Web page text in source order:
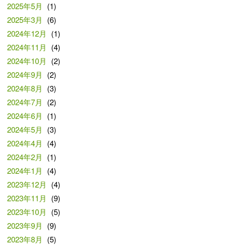
2025年5月
(1)
2025年3月
(6)
2024年12月
(1)
2024年11月
(4)
2024年10月
(2)
2024年9月
(2)
2024年8月
(3)
2024年7月
(2)
2024年6月
(1)
2024年5月
(3)
2024年4月
(4)
2024年2月
(1)
2024年1月
(4)
2023年12月
(4)
2023年11月
(9)
2023年10月
(5)
2023年9月
(9)
2023年8月
(5)